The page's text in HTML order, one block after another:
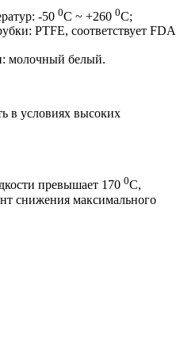
-50 0С ~ +260 0С;
PTFE, соответствует FDA
молочный белый.
в условиях высоких
превышает 170 0С,
снижения максимального